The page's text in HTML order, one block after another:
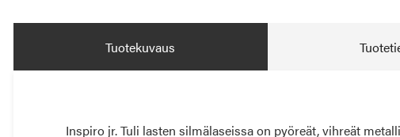
Tuotekuvaus
Inspiro jr. Tuli lasten silmälaseissa on pyöreät, vihreät